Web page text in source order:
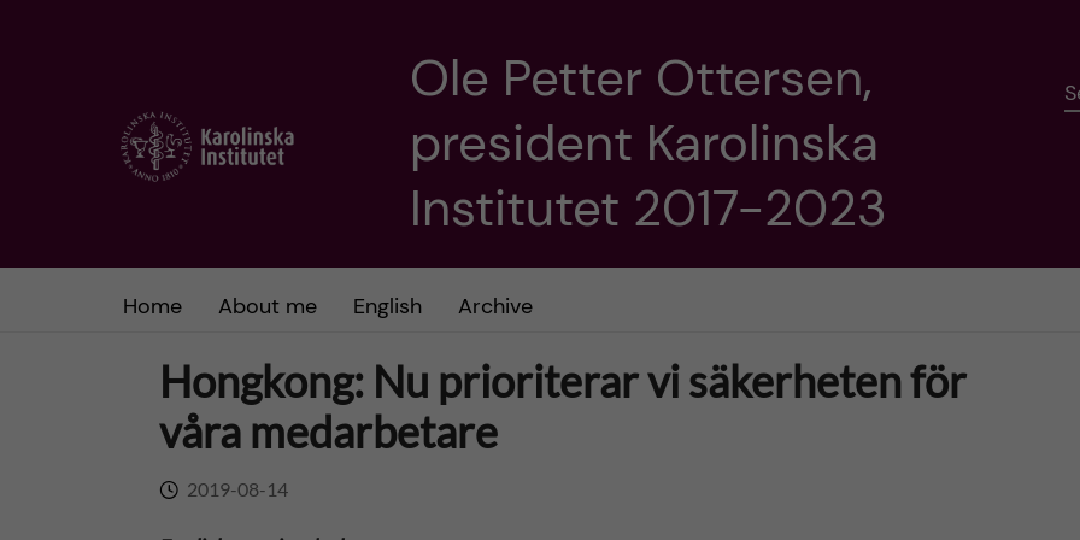
Ole Petter Ottersen,
president Karolinska
Institutet 2017-2023
Home About me English Archive
Hongkong: Nu prioriterar vi säkerheten för
våra medarbetare
2019-08-14